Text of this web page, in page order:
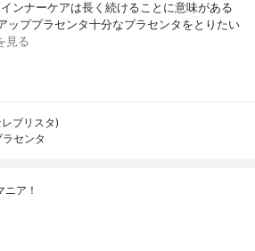
ンナーケアは長く続けることに意味がある⁡⁡⁡
ッププラセンタ⁡⁡十分なプラセンタをとりたい
見る
ブリスタ)
センタ
ア！